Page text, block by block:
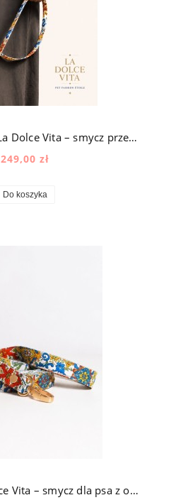
Moon Walk Cross La Dolce Vita – smycz przepinana dla psa z okuciami pozłacanymi 24k złotem w śródziemnomorski wzór
249,00 zł
Do koszyka
Moon Walk La Dolce Vita – smycz dla psa z okuciami pozłacanymi 24k złotem w śródziemnomorski wzór